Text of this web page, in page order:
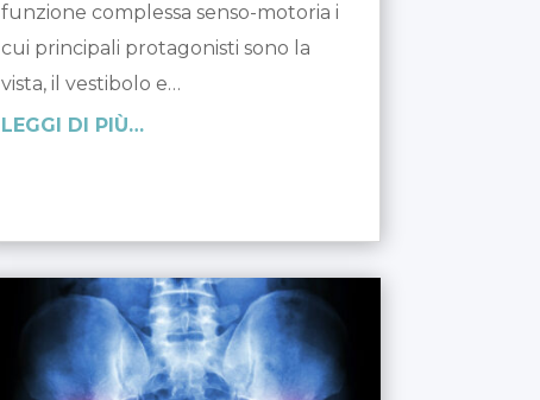
funzione complessa senso-motoria i
cui principali protagonisti sono la
vista, il vestibolo e…
LEGGI DI PIÙ…